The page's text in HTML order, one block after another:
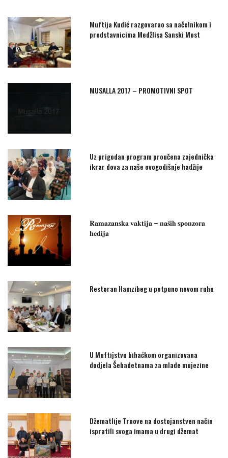
Muftija Kudić razgovarao sa načelnikom i
predstavnicima Medžlisa Sanski Most
MUSALLA 2017 – PROMOTIVNI SPOT
Uz prigodan program proučena zajednička
ikrar dova za naše ovogodišnje hadžije
𝐑𝐚𝐦𝐚𝐳𝐚𝐧𝐬𝐤𝐚 𝐯𝐚𝐤𝐭𝐢𝐣𝐚 – 𝐧𝐚𝐬̌𝐢𝐡 𝐬𝐩𝐨𝐧𝐳𝐨𝐫𝐚
𝐡𝐞𝐝𝐢𝐣𝐚
Restoran Hamzibeg u potpuno novom ruhu
U Muftijstvu bihaćkom organizovana
dodjela Šehadetnama za mlade mujezine
Džematlije Trnove na dostojanstven način
ispratili svoga imama u drugi džemat